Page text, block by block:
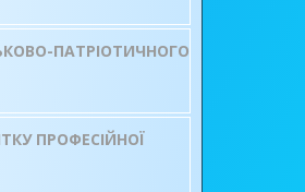
ПАТРІОТИЧНОГО
ПРОФЕСІЙНОЇ